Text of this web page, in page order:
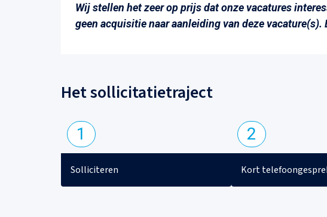
Wij stellen het zeer op prijs dat onze vacatures
geen acquisitie naar aanleiding van deze
Het sollicitatietraject
1
Solliciteren
2
Kort